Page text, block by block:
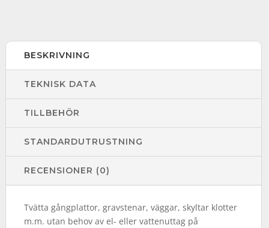
BESKRIVNING
TEKNISK DATA
TILLBEHÖR
STANDARDUTRUSTNING
RECENSIONER (0)
Tvätta gångplattor, gravstenar, väggar, skyltar klotter
m.m. utan behov av el- eller vattenuttag på